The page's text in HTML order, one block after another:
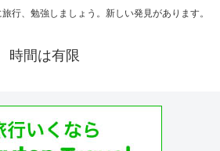
行、勉強しましょう。新しい発見があります。
時間は有限